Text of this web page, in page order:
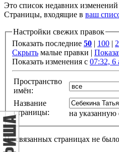
Это список недавних
Страницы, входящие в ваш
Настройки свежих правок
Показать последние 50 100
Скрыть малые правки |
Показать изменения с 07:32, 6
Пространство
имён:
Название
страницы:
на указанную
На связанных страницах не